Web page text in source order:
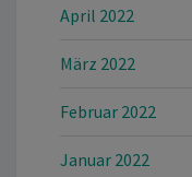
April 2022
März 2022
Februar 2022
Januar 2022